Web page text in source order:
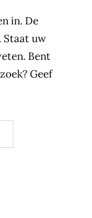
in. De
Staat uw
Bent
Geef